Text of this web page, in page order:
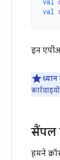
val
इन
ध्यान
सैंपल
हमने